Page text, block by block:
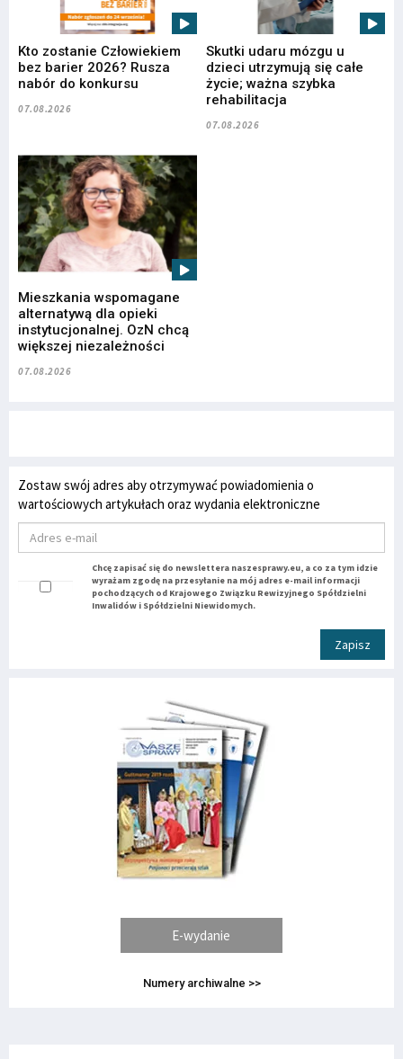
Kto zostanie Człowiekiem
bez barier 2026? Rusza
nabór do konkursu
07.08.2026
Skutki udaru mózgu u
dzieci utrzymują się całe
życie; ważna szybka
rehabilitacja
07.08.2026
Mieszkania wspomagane
alternatywą dla opieki
instytucjonalnej. OzN chcą
większej niezależności
07.08.2026
Zostaw swój adres aby otrzymywać powiadomienia o
wartościowych artykułach oraz wydania elektroniczne
Chcę zapisać się do newslettera naszesprawy.eu, a co za tym idzie
wyrażam zgodę na przesyłanie na mój adres e-mail informacji
pochodzących od Krajowego Związku Rewizyjnego Spółdzielni
Inwalidów i Spółdzielni Niewidomych.
Zapisz
E-wydanie
Numery archiwalne >>